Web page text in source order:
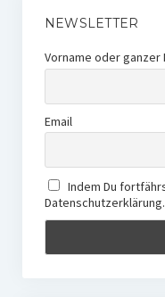
NEWSLETTER
Vorname oder ganzer
Email
Indem Du
Datenschutzerklärung.